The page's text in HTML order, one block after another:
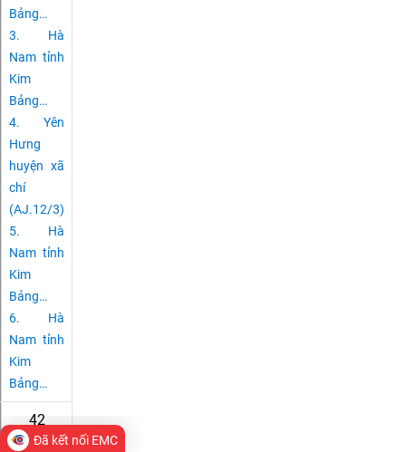
Bảng…
3. Hà
Nam tỉnh
Kim
Bảng…
4. Yên
Hưng
huyện xã
chí
(AJ.12/3)
5. Hà
Nam tỉnh
Kim
Bảng…
6. Hà
Nam tỉnh
Kim
Bảng…
42
Đã kết nối EMC